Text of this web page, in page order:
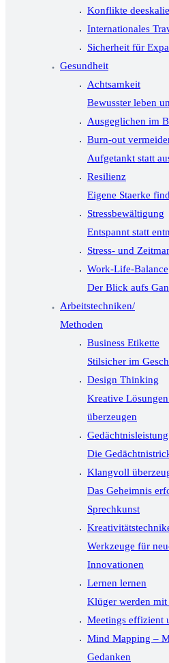
Konflikte
Internationales
Sicherheit für
Gesundheit
Achtsamkeit
Bewusster leben
Ausgeglichen im
Burn-out
Aufgetankt statt
Resilienz
Eigene Staerke
Stressbewältigung
Entspannt statt
Stress- und
Work-Life-Balance
Der Blick aufs
Arbeitstechniken/
Methoden
Business Etikette
Stilsicher im
Design Thinking
Kreative
überzeugen
Die
Klangvoll
Das Geheimnis
Sprechkunst
Werkzeuge für
Innovationen
Lernen lernen
Klüger werden mit
Meetings effizient
Mind Mapping –
Gedanken